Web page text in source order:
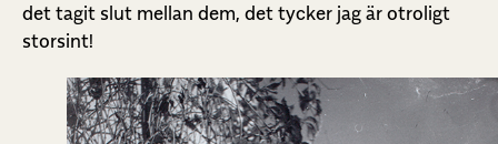
det tagit slut mellan dem, det tycker jag är otroligt
storsint!